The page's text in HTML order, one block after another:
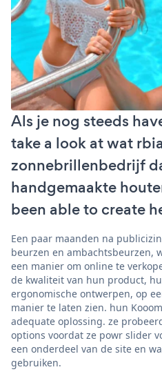
Als je nog steeds
take a look at wat
zonnebrillenbedrijf
handgemaakte
been able to create
Een paar maanden na
beurzen en ambachtsbeurzen,
een manier om online te
de kwaliteit van hun product,
ergonomische ontwerpen, op
manier te laten zien. hun
adequate oplossing. ze
options voordat ze powr slider
een onderdeel van de site en
gebruiken.